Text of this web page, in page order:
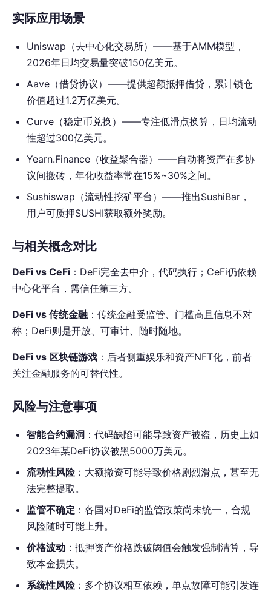
实际应用场景
Uniswap（去中心化交易所）——基于AMM模型，
2026年日均交易量突破150亿美元。
Aave（借贷协议）——提供超额抵押借贷，累计锁仓
价值超过1.2万亿美元。
Curve（稳定币兑换）——专注低滑点换算，日均流动
性超过300亿美元。
Yearn.Finance（收益聚合器）——自动将资产在多协
议间搬砖，年化收益率常在15%~30%之间。
Sushiswap（流动性挖矿平台）——推出SushiBar，
用户可质押SUSHI获取额外奖励。
与相关概念对比
DeFi vs CeFi ：DeFi完全去中介，代码执行；CeFi仍依赖
中心化平台，需信任第三方。
DeFi vs 传统金融 ：传统金融受监管、门槛高且信息不对
称；DeFi则是开放、可审计、随时随地。
DeFi vs 区块链游戏 ：后者侧重娱乐和资产NFT化，前者
关注金融服务的可替代性。
风险与注意事项
智能合约漏洞 ：代码缺陷可能导致资产被盗，历史上如
2023年某DeFi协议被黑5000万美元。
流动性风险：大额撤资可能导致价格剧烈滑点，甚至无
法完整提取。
监管不确定 ：各国对DeFi的监管政策尚未统一，合规
风险随时可能上升。
价格波动 ：抵押资产价格跌破阈值会触发强制清算，导
致本金损失。
系统性风险：多个协议相互依赖，单点故障可能引发连